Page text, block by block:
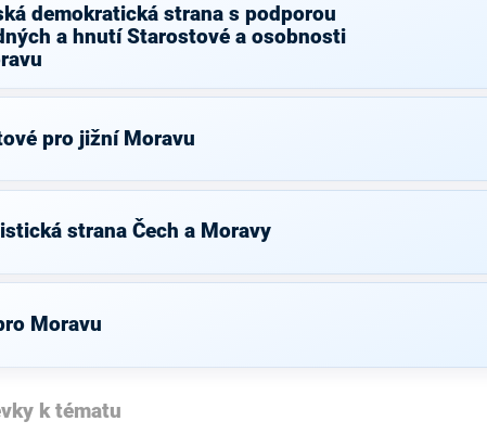
demokratická strana s podporou
a hnutí Starostové a osobnosti
pro jižní Moravu
strana Čech a Moravy
Moravu
k tématu